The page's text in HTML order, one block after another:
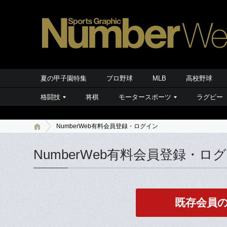
夏の甲子園特集 プロ野球 MLB 高校野球
格闘技 将棋 モータースポーツ ラグビー
NumberWeb有料会員登録・ログイン
NumberWeb有料会員登録・ロ
既存会員